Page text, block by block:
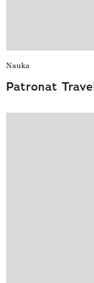
Nauka
Patronat